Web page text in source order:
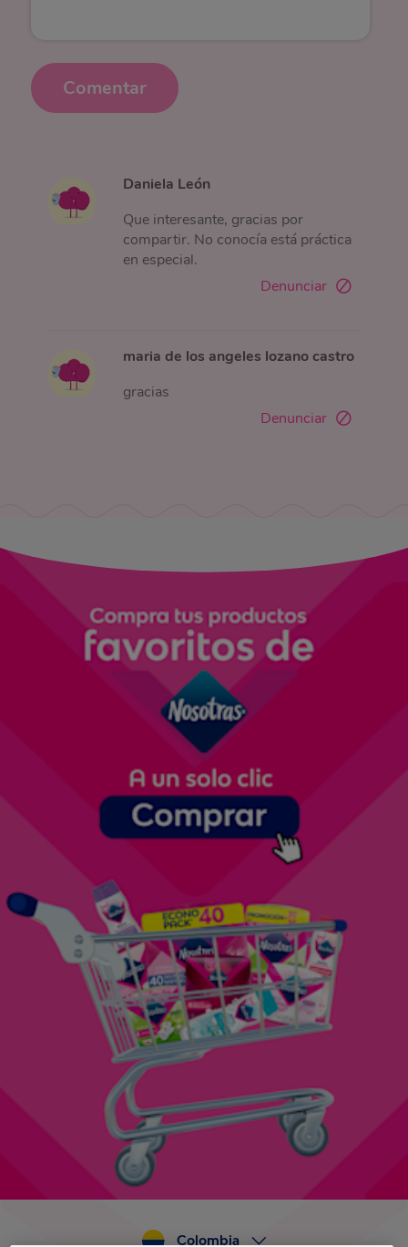
Comentar
Daniela León
Que interesante, gracias por
compartir. No conocía está práctica
en especial.
Denunciar
maria de los angeles lozano castro
gracias
Denunciar
Colombia